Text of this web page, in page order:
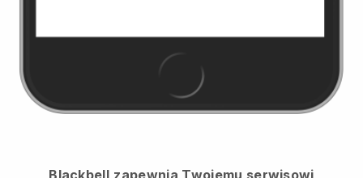
Blackbell zapewnia Twojemu serwisowi